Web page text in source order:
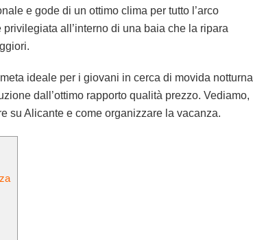
e gode di un ottimo clima per tutto l’arco
all’interno di una baia che la ripara
ideale per i giovani in cerca di movida notturna
dall’ottimo rapporto qualità prezzo. Vediamo,
su Alicante e come organizzare la vacanza.